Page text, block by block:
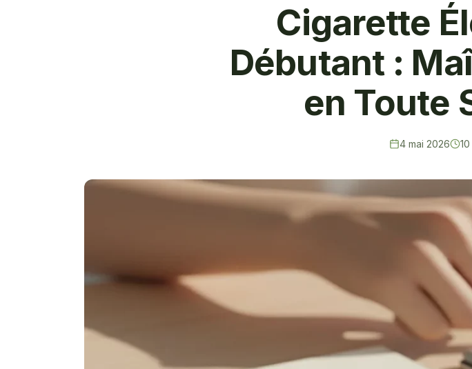
Cigarette
Débutant :
en Toute
4 mai 2026